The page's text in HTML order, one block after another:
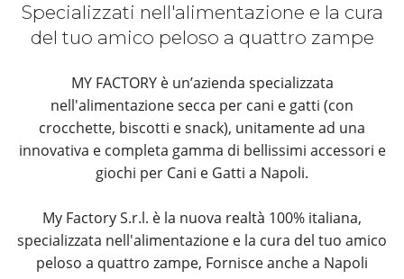
Specializzati nell'alimentazione e la cura
del tuo amico peloso a quattro zampe
MY FACTORY è un’azienda specializzata
nell'alimentazione secca per cani e gatti (con
crocchette, biscotti e snack), unitamente ad una
innovativa e completa gamma di bellissimi accessori e
giochi per Cani e Gatti a Napoli.
My Factory S.r.l. è la nuova realtà 100% italiana,
specializzata nell'alimentazione e la cura del tuo amico
peloso a quattro zampe, Fornisce anche a Napoli